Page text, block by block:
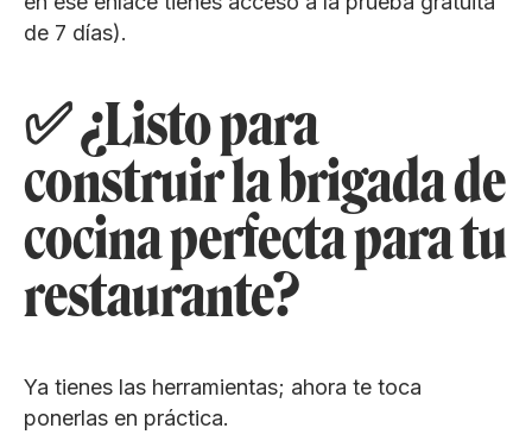
de 7 días).
✅ ¿Listo para
construir la brigada de
cocina perfecta para tu
restaurante?
Ya tienes las herramientas; ahora te toca
ponerlas en práctica.